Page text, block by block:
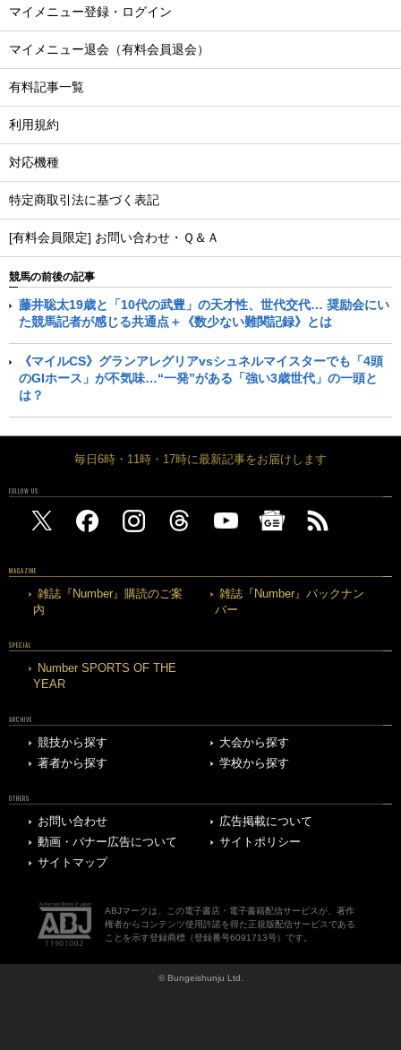
マイメニュー登録・ログイン
マイメニュー退会（有料会員退会）
有料記事一覧
利用規約
対応機種
特定商取引法に基づく表記
[有料会員限定] お問い合わせ・Ｑ＆Ａ
競馬の前後の記事
藤井聡太19歳と「10代の武豊」の天才性、世代交代… 奨励会にい
た競馬記者が感じる共通点＋《数少ない難関記録》とは
《マイルCS》グランアレグリアvsシュネルマイスターでも「4頭
のGIホース」が不気味…“一発”がある「強い3歳世代」の一頭と
は？
毎日6時・11時・17時に最新記事をお届けします
FOLLOW US
MAGAZINE
雑誌『Number』購読のご案
内
雑誌『Number』バックナン
バー
SPECIAL
Number SPORTS OF THE
YEAR
ARCHIVE
競技から探す
大会から探す
著者から探す
学校から探す
OTHERS
お問い合わせ
広告掲載について
動画・バナー広告について
サイトポリシー
サイトマップ
ABJマークは、この電子書店・電子書籍配信サービスが、著作
権者からコンテンツ使用許諾を得た正規版配信サービスである
ことを示す登録商標（登録番号6091713号）です。
© Bungeishunju Ltd.